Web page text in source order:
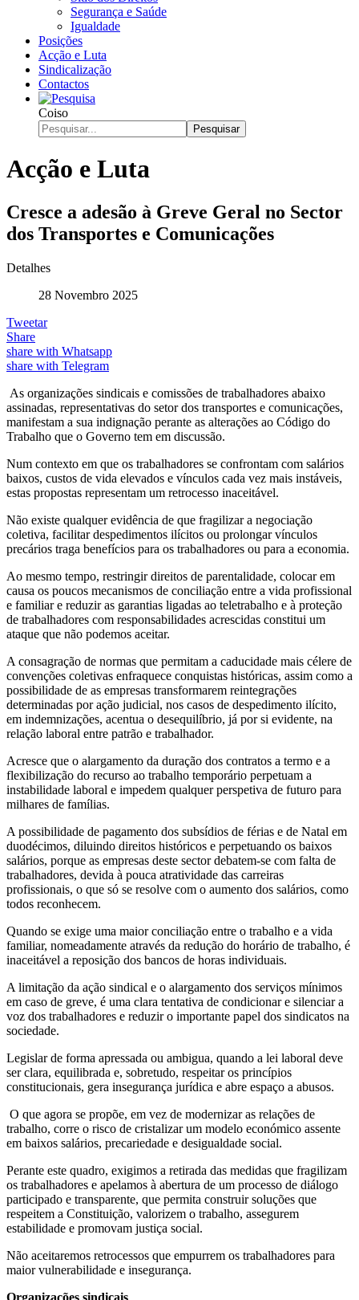
Segurança e Saúde
Igualdade
Posições
Acção e Luta
Sindicalização
Contactos
Coiso
Pesquisar
Acção e Luta
Cresce a adesão à Greve Geral no Sector
dos Transportes e Comunicações
Detalhes
28 Novembro 2025
Tweetar
Share
share with Whatsapp
share with Telegram
As organizações sindicais e comissões de trabalhadores abaixo
assinadas, representativas do setor dos transportes e comunicações,
manifestam a sua indignação perante as alterações ao Código do
Trabalho que o Governo tem em discussão.
Num contexto em que os trabalhadores se confrontam com salários
baixos, custos de vida elevados e vínculos cada vez mais instáveis,
estas propostas representam um retrocesso inaceitável.
Não existe qualquer evidência de que fragilizar a negociação
coletiva, facilitar despedimentos ilícitos ou prolongar vínculos
precários traga benefícios para os trabalhadores ou para a economia.
Ao mesmo tempo, restringir direitos de parentalidade, colocar em
causa os poucos mecanismos de conciliação entre a vida profissional
e familiar e reduzir as garantias ligadas ao teletrabalho e à proteção
de trabalhadores com responsabilidades acrescidas constitui um
ataque que não podemos aceitar.
A consagração de normas que permitam a caducidade mais célere de
convenções coletivas enfraquece conquistas históricas, assim como a
possibilidade de as empresas transformarem reintegrações
determinadas por ação judicial, nos casos de despedimento ilícito,
em indemnizações, acentua o desequilíbrio, já por si evidente, na
relação laboral entre patrão e trabalhador.
Acresce que o alargamento da duração dos contratos a termo e a
flexibilização do recurso ao trabalho temporário perpetuam a
instabilidade laboral e impedem qualquer perspetiva de futuro para
milhares de famílias.
A possibilidade de pagamento dos subsídios de férias e de Natal em
duodécimos, diluindo direitos históricos e perpetuando os baixos
salários, porque as empresas deste sector debatem-se com falta de
trabalhadores, devida à pouca atratividade das carreiras
profissionais, o que só se resolve com o aumento dos salários, como
todos reconhecem.
Quando se exige uma maior conciliação entre o trabalho e a vida
familiar, nomeadamente através da redução do horário de trabalho, é
inaceitável a reposição dos bancos de horas individuais.
A limitação da ação sindical e o alargamento dos serviços mínimos
em caso de greve, é uma clara tentativa de condicionar e silenciar a
voz dos trabalhadores e reduzir o importante papel dos sindicatos na
sociedade.
Legislar de forma apressada ou ambigua, quando a lei laboral deve
ser clara, equilibrada e, sobretudo, respeitar os princípios
constitucionais, gera insegurança jurídica e abre espaço a abusos.
O que agora se propõe, em vez de modernizar as relações de
trabalho, corre o risco de cristalizar um modelo económico assente
em baixos salários, precariedade e desigualdade social.
Perante este quadro, exigimos a retirada das medidas que fragilizam
os trabalhadores e apelamos à abertura de um processo de diálogo
participado e transparente, que permita construir soluções que
respeitem a Constituição, valorizem o trabalho, assegurem
estabilidade e promovam justiça social.
Não aceitaremos retrocessos que empurrem os trabalhadores para
maior vulnerabilidade e insegurança.
Organizações sindicais